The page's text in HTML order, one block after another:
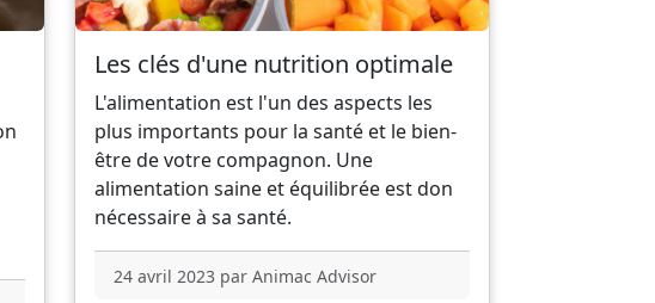
Les clés d'une nutrition optimale
L'alimentation est l'un des aspects les
plus importants pour la santé et le bien-
être de votre compagnon. Une
alimentation saine et équilibrée est don
nécessaire à sa santé.
24 avril 2023 par Animac Advisor